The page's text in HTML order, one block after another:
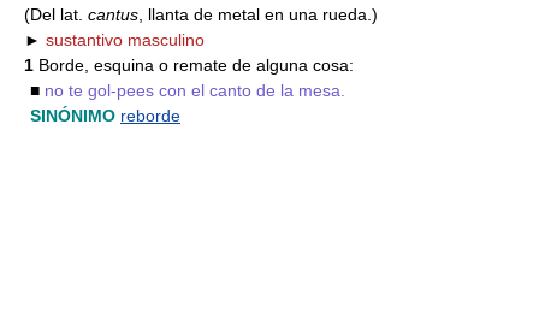
(Del lat. cantus , llanta de metal en una rueda.)
► sustantivo masculino
1 Borde, esquina o remate de alguna cosa:
■ no te gol-pees con el canto de la mesa.
SINÓNIMO reborde